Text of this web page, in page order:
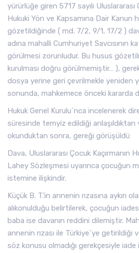
yürürlüğe giren 5717 sayılı Uluslararası
Hukuki Yön ve Kapsamına Dair Kanun
gözetildiğinde ( md. 7/2, 9/1, 17/2 )
adına mahalli Cumhuriyet Savcısının
görülmesi zorunludur. Bu husus
kurulması doğru görülmemiştir… ),
dosya yerine geri çevrilmekle yeniden
sonunda, mahkemece önceki kararda
Hukuk Genel Kurulu`nca incelenerek
süresinde temyiz edildiği anlaşıldıktan
okunduktan sonra, gereği görüşüldü:
Dava, Uluslararası Çocuk Kaçırmanın
Lahey Sözleşmesi uyarınca çocuğun
istemine ilişkindir.
Küçük B. T.’in annenin rızasına aykırı
alıkonulduğu belirtilerek, çocuğun
baba ise davanın reddini dilemiştir.
annenin rızası ile Türkiye`ye getirildiği
söz konusu olmadığı gerekçesiyle